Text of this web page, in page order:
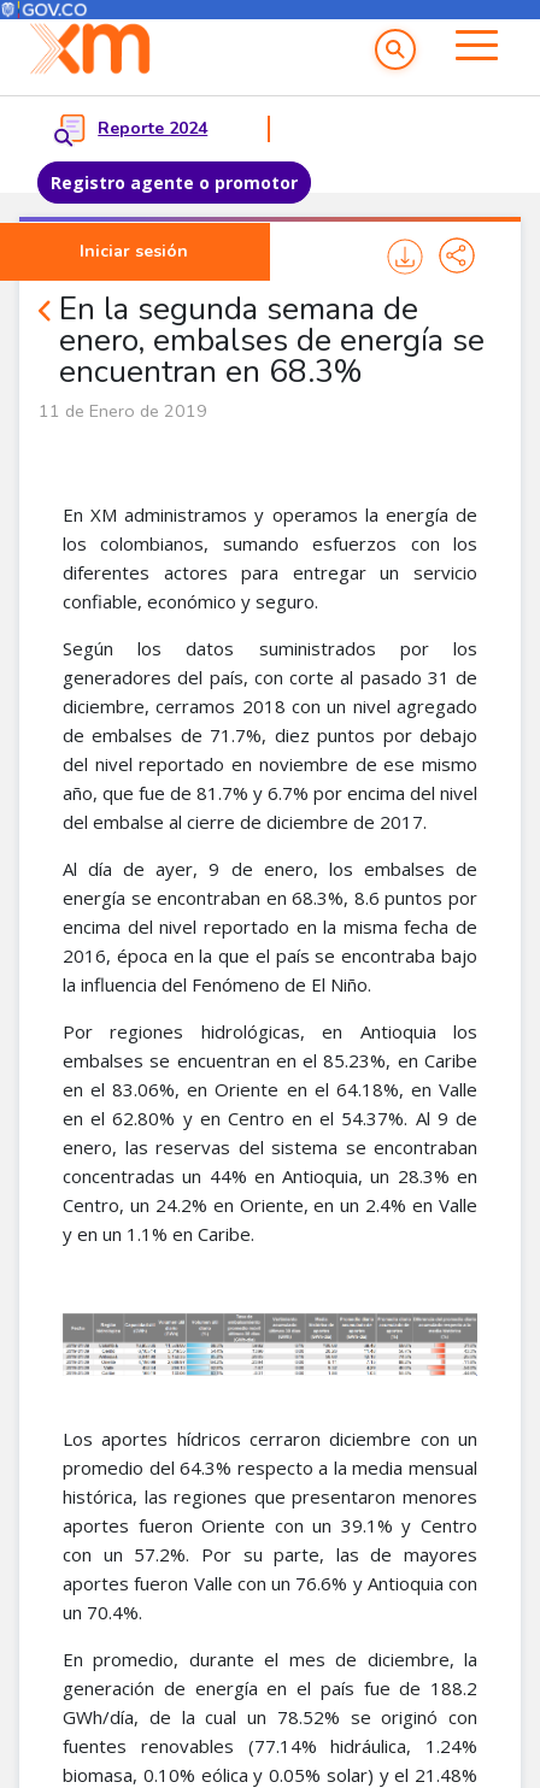
Pasar al contenido principal
Menú del Usuario
Reporte 2024
Registro agente o promotor
Iniciar sesión
Menu principal
En la segunda semana de
enero, embalses de energía se
encuentran en 68.3%
Comunicados
11 de Enero de 2019
En XM administramos y operamos la energía de
los colombianos, sumando esfuerzos con los
diferentes actores para entregar un servicio
confiable, económico y seguro.
Según los datos suministrados por los
generadores del país, con corte al pasado 31 de
diciembre, cerramos 2018 con un nivel agregado
de embalses de 71.7%, diez puntos por debajo
del nivel reportado en noviembre de ese mismo
año, que fue de 81.7% y 6.7% por encima del nivel
del embalse al cierre de diciembre de 2017.
Al día de ayer, 9 de enero, los embalses de
energía se encontraban en 68.3%, 8.6 puntos por
encima del nivel reportado en la misma fecha de
2016, época en la que el país se encontraba bajo
la influencia del Fenómeno de El Niño.
Por regiones hidrológicas, en Antioquia los
embalses se encuentran en el 85.23%, en Caribe
en el 83.06%, en Oriente en el 64.18%, en Valle
en el 62.80% y en Centro en el 54.37%. Al 9 de
enero, las reservas del sistema se encontraban
concentradas un 44% en Antioquia, un 28.3% en
Centro, un 24.2% en Oriente, en un 2.4% en Valle
y en un 1.1% en Caribe.
Los aportes hídricos cerraron diciembre con un
promedio del 64.3% respecto a la media mensual
histórica, las regiones que presentaron menores
aportes fueron Oriente con un 39.1% y Centro
con un 57.2%. Por su parte, las de mayores
aportes fueron Valle con un 76.6% y Antioquia con
un 70.4%.
En promedio, durante el mes de diciembre, la
generación de energía en el país fue de 188.2
GWh/día, de la cual un 78.52% se originó con
fuentes renovables (77.14% hidráulica, 1.24%
biomasa, 0.10% eólica y 0.05% solar) y el 21.48%